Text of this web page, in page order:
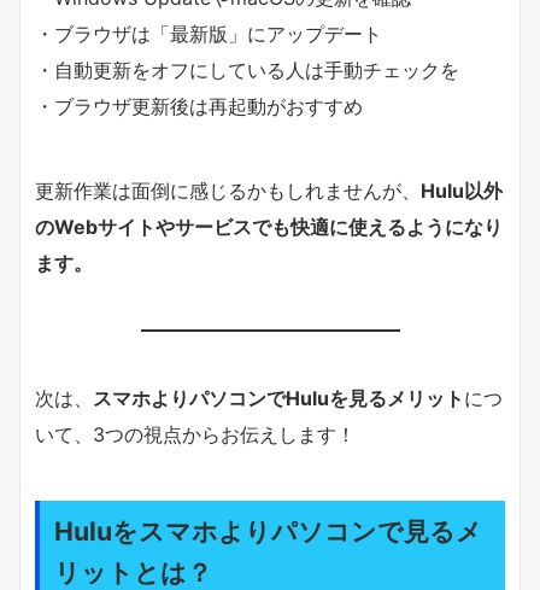
・ブラウザは「最新版」にアップデート
・自動更新をオフにしている人は手動チェックを
・ブラウザ更新後は再起動がおすすめ
更新作業は面倒に感じるかもしれませんが、 Hulu以外
のWebサイトやサービスでも快適に使えるようになり
ます。
次は、 スマホよりパソコンでHuluを見るメリット につ
いて、3つの視点からお伝えします！
Huluをスマホよりパソコンで見るメ
リットとは？